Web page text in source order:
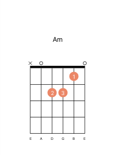
Am
2 3
1
E A D G B E